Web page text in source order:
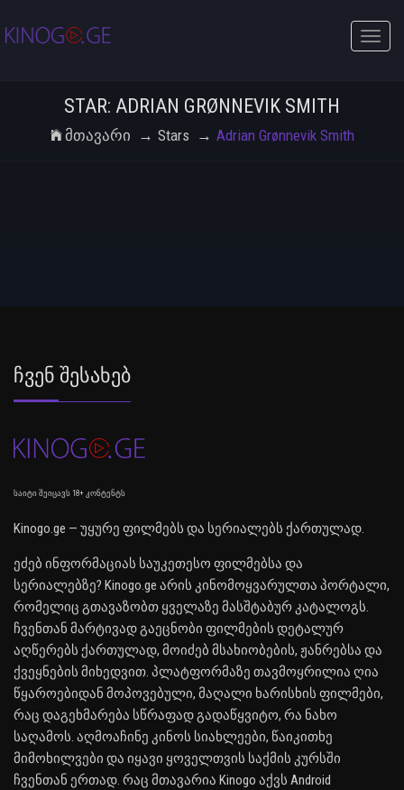
Toggle
STAR: ADRIAN GRØNNEVIK SMITH
Მთავარი Stars Adrian Grønnevik Smith
Ჩვენ Შესახებ
საიტი შეიცავს 18+ კონტენტს
Kinogo.ge — უყურე ფილმებს და სერიალებს ქართულად.
ეძებ ინფორმაციას საუკეთესო ფილმებსა და
სერიალებზე? Kinogo.ge არის კინომოყვარულთა პორტალი,
რომელიც გთავაზობთ ყველაზე მასშტაბურ კატალოგს.
ჩვენთან მარტივად გაეცნობი ფილმების დეტალურ
აღწერებს ქართულად, მოიძებ მსახიობების, ჟანრებსა და
ქვეყნების მიხედვით. პლატფორმაზე თავმოყრილია ღია
წყაროებიდან მოპოვებული, მაღალი ხარისხის ფილმები,
რაც დაგეხმარება სწრაფად გადაწყვიტო, რა ნახო
საღამოს. აღმოაჩინე კინოს სიახლეები, წაიკითხე
მიმოხილვები და იყავი ყოველთვის საქმის კურსში
ჩვენთან ერთად. რაც მთავარია Kinogo აქვს Android